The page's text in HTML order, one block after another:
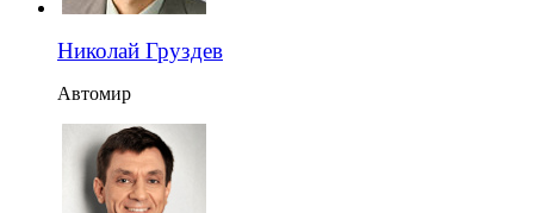
Николай Груздев
Автомир